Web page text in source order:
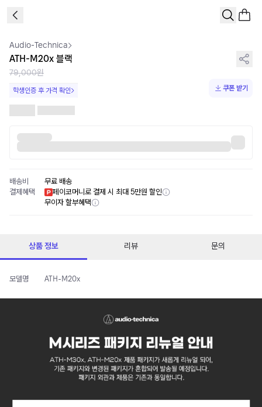
Audio-Technica
ATH-M20x 블랙
79,000원
학생인증 후 가격 확인 쿠폰 받기
배송비
무료 배송
결제혜택
페이코머니로 결제 시 최대 5만원 할인
무이자 할부혜택
상품 정보 리뷰 문의
모델명 ATH-M20x